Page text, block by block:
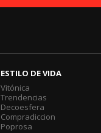
ESTILO DE VIDA
Vitónica
Trendencias
Decoesfera
Compradiccion
Poprosa